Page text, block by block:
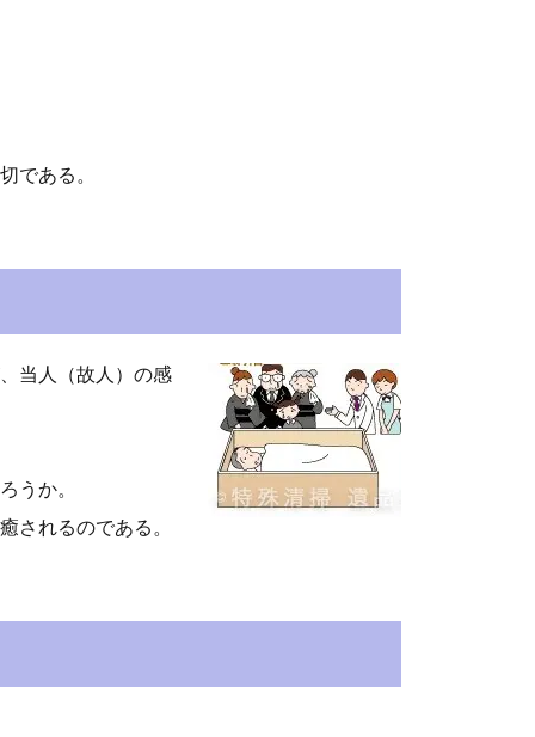
である。
当人（故人）の感
うか。
されるのである。